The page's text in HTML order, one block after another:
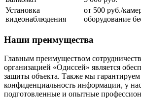
Установка
видеонаблюдения
от 500 руб./
оборудование
Наши преимущества
Главным преимуществом
организацией «Одиссей» является
защиты объекта. Также мы
конфиденциальность информации, у
подготовленные и опытные